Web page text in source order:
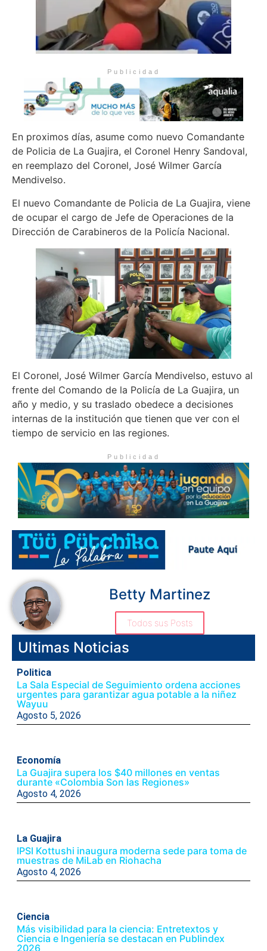
Publicidad
En proximos días, asume como nuevo Comandante
de Policia de La Guajira, el Coronel Henry Sandoval,
en reemplazo del Coronel, José Wilmer García
Mendivelso.
El nuevo Comandante de Policia de La Guajira, viene
de ocupar el cargo de Jefe de Operaciones de la
Dirección de Carabineros de la Policía Nacional.
El Coronel, José Wilmer García Mendivelso, estuvo al
frente del Comando de la Policía de La Guajira, un
año y medio, y su traslado obedece a decisiones
internas de la institución que tienen que ver con el
tiempo de servicio en las regiones.
Publicidad
Betty Martinez
Todos sus Posts
Ultimas Noticias
Politica
La Sala Especial de Seguimiento ordena acciones
urgentes para garantizar agua potable a la niñez
Wayuu
Agosto 5, 2026
Economía
La Guajira supera los $40 millones en ventas
durante «Colombia Son las Regiones»
Agosto 4, 2026
La Guajira
IPSI Kottushi inaugura moderna sede para toma de
muestras de MiLab en Riohacha
Agosto 4, 2026
Ciencia
Más visibilidad para la ciencia: Entretextos y
Ciencia e Ingeniería se destacan en Publindex
2026